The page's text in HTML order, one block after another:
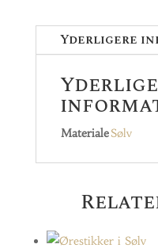
Yderligere
MaterialeSølv